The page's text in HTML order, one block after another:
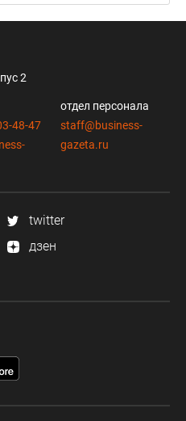
2
48-47
отдел персонала
staff@business-
gazeta.ru
twitter
дзен